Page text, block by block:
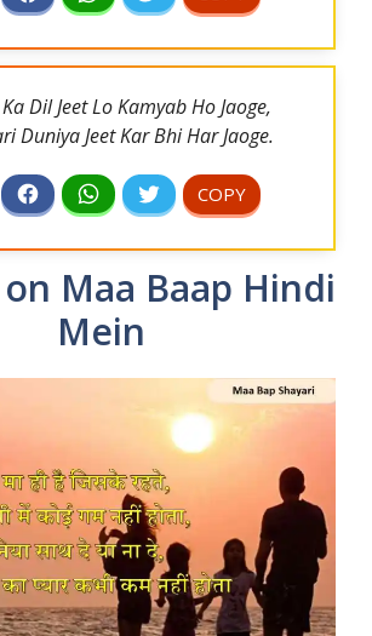
Dil Jeet Lo Kamyab Ho Jaoge,
Duniya Jeet Kar Bhi Har Jaoge.
Maa Baap Hindi
Mein